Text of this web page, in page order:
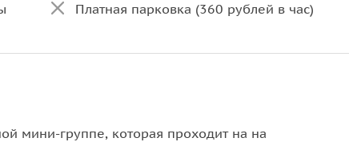
Платная парковка (360 рублей в час)
мини-группе, которая проходит на на